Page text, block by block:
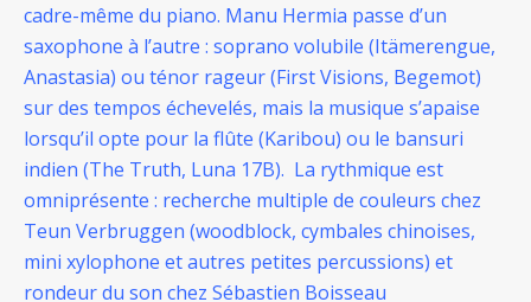
cadre-même du piano. Manu Hermia passe d’un
saxophone à l’autre : soprano volubile (Itämerengue,
Anastasia) ou ténor rageur (First Visions, Begemot)
sur des tempos échevelés, mais la musique s’apaise
lorsqu’il opte pour la flûte (Karibou) ou le bansuri
indien (The Truth, Luna 17B). La rythmique est
omniprésente : recherche multiple de couleurs chez
Teun Verbruggen (woodblock, cymbales chinoises,
mini xylophone et autres petites percussions) et
rondeur du son chez Sébastien Boisseau